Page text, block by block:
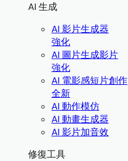
AI 生成
AI 影片生成器
強化
AI 圖片生成影片
強化
AI 電影感短片創作
全新
AI 動作模仿
AI 動畫生成器
AI 影片加音效
修復工具